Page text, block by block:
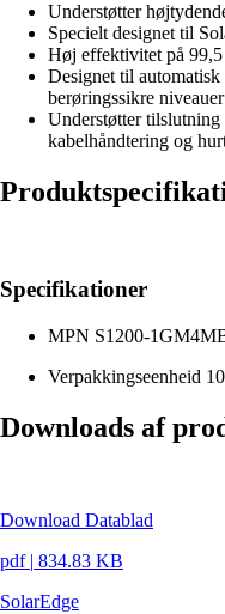
Understøtter
Specielt designet til
Høj effektivitet på 99,5
Designet til
berøringssikre niveauer
Understøtter
kabelhåndtering og
Specifikationer
MPN S1200-
Verpakkingseenheid 10
Downloads af
Download Datablad
pdf | 834.83 KB
SolarEdge